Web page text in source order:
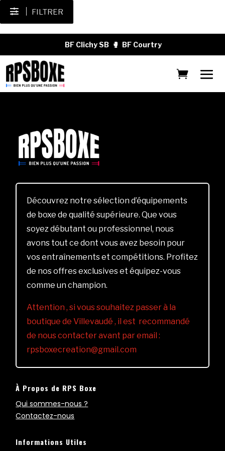
FILTRER
BF Clichy SB 🥊 BF Courtry
Découvrez notre sélection d’équipements
de boxe de qualité supérieure. Que vous
soyez débutant ou professionnel, nous
avons tout ce dont vous avez besoin pour
vos entraînements et compétitions. Profitez
de nos offres exclusives et équipez-vous
comme un champion.
Attention , si vous souhaitez passer à la
boutique de Villevaudé , il est recommandé
de nous contacter avant par email :
rpsboxecreation@gmail.com
À Propos de RPS Boxe
Qui sommes-nous ?
Contactez-nous
Informations Utiles